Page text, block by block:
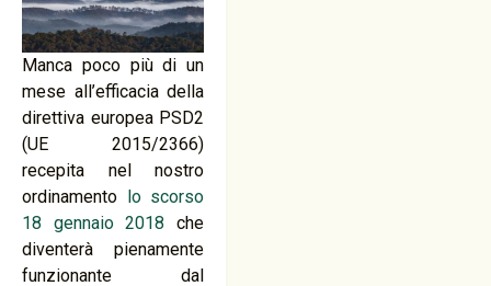
Manca poco più di un
mese all’efficacia della
direttiva europea PSD2
(UE 2015/2366)
recepita nel nostro
ordinamento lo scorso
18 gennaio 2018 che
diventerà pienamente
funzionante dal